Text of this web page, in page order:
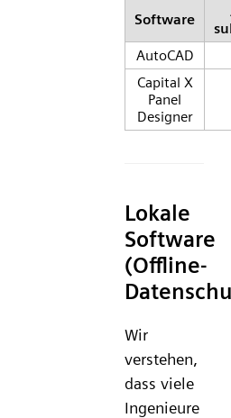
Software
AutoCAD
Capital X
Panel
Designer
Lokale
Software
(Offline-
Wir
verstehen,
dass viele
Ingenieure